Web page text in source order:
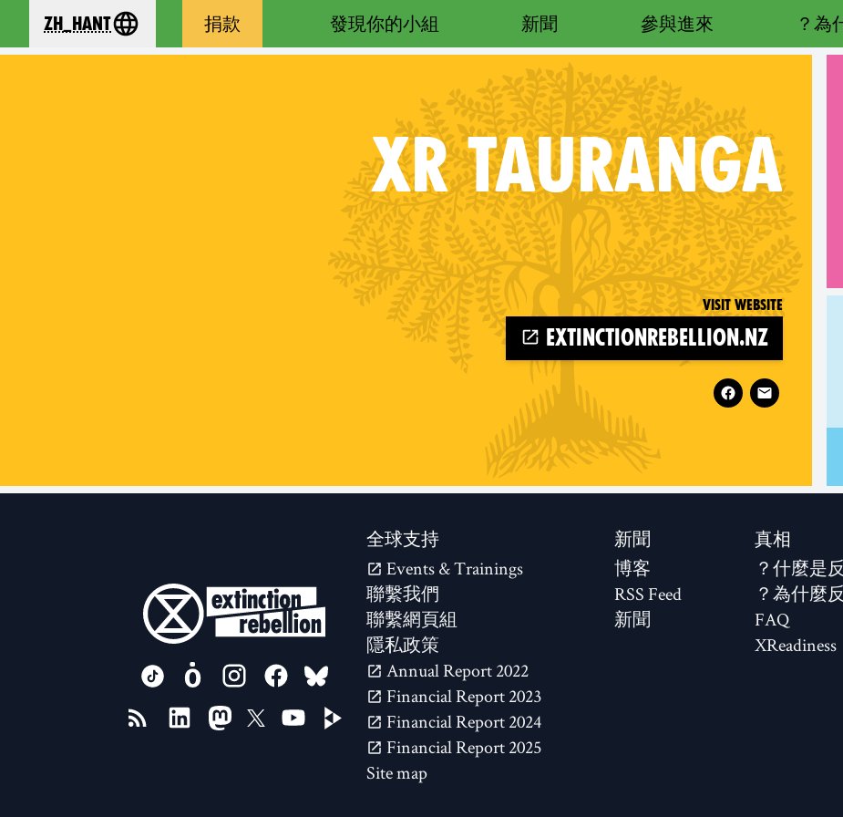
為
參與進來
新聞
發現你的小組
捐款
your language
zh_Hant
XRTAURANGA
Visit website
extinctionrebellion.nz
Follow XR Tauranga on
真相
什麼是反
為什麼反
FAQ
XReadiness
新聞
博客
RSS Feed
新聞
全球支持
Events & Trainings
聯繫我們
聯繫網頁組
隱私政策
2022 Annual Report
2023 Financial Report
2024 Financial Report
2025 Financial Report
Site map
FOLLOW US ON